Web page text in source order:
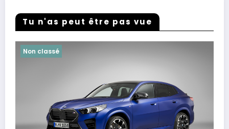
Tu n'as peut être pas vue
Non classé